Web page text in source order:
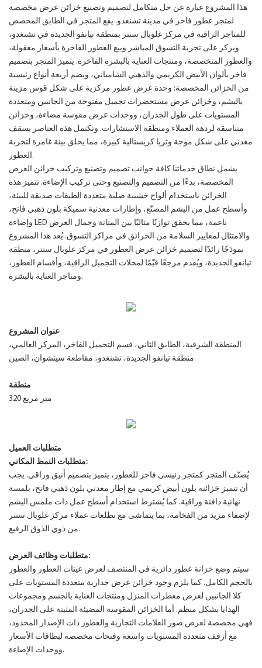
هذا المشروع عبارة عن حل متكامل لتصميم وتصنيع خزائن عرض مخصصة
لمتجر عطور فاخر في مدينة تشنغدو. يقع المتجر في الطابق المخصص
للمتاجر الراقية في مركز غلوبال سنتر بمنطقة تيانفو الجديدة في تشنغدو،
ويركز على تجربة التسوق المباشر وبيع العطور الفاخرة بأسعار معقولة،
والعطور المتخصصة، ومنتجات العناية بالبشرة الفاخرة. يتميز المتجر بتصميم
فاخر بألوان الأبيض الكريمي والذهبي الشامباني، ويضم أربعة أنواع رئيسية
من الخزائن المخصصة: وحدة عرض عطور مركزية على شكل قوس مزينة
باليشم، وخزائن عرض مستحضرات تجميل مفتوحة من الجانبين ومتعددة
المستويات على طول الجدران، ووحدات عرض مقوسة مضاءة، وخزائن
متناسقة لردهة العملاء ومنطقة الاستشارات. وتكتمل هذه العناصر بسقف
معدني على شكل موجة وثريا كريستالية كبيرة، مما يخلق بيئة غامرة لتجربة
العطور.
يشمل نطاق خدماتنا كافة جوانب تصميم وتصنيع وتركيب خزائن العرض
المخصصة، بدءًا من التصميم والتصنيع وحتى تركيب الإضاءة. تتميز هذه
الخزائن باستخدام ألواح خشبية صلبة متعددة الطبقات صديقة للبيئة،
وأسطح عمل من اليشم المصنّع، وإطارات معدنية سميكة بلون ذهبي فاتح،
وإضاءة LED ناعمة، مما يحقق توازنًا مثاليًا بين المتانة وجمال العرض
والامتثال لمعايير السلامة من الحرائق في مراكز التسوق. يُعد هذا المشروع
نموذجًا رائدًا لتصميم خزائن عرض العطور في مركز غلوبال سنتر، منطقة
تيانفو الجديدة، ويُقدم مرجعًا قيّمًا لمحلات التجميل الراقية، وأقسام العطور،
ومتاجر العناية بالبشرة.
عنوان المشروع
المنطقة الشرقية، الطابق الثاني، قسم التجميل الفاخر، المركز العالمي،
منطقة تيانفو الجديدة، تشنغدو، مقاطعة سيتشوان، الصين
منطقة
320 متر مربع
متطلبات العميل
متطلبات النمط المكاني:
يُصنّف المتجر كمتجر رئيسي فاخر للعطور، يتميز بتصميم أنيق وراقي. يجب
أن تتميز خزائنه بلون أبيض كريمي مع إطار معدني بلون ذهبي فاتح، بلمسة
نهائية دافئة وراقية. كما يُشترط استخدام أسطح عمل ذات ملمس اليشم
لإضفاء مزيد من الفخامة، بما يتماشى مع تطلعات عملاء مركز غلوبال سنتر
من ذوي الذوق الرفيع.
متطلبات وظائف العرض:
سيتم وضع خزانة عطور دائرية في المنتصف لعرض عينات العطور والعطور
بالحجم الكامل. كما يلزم وجود خزائن عرض جدارية متعددة المستويات على
كلا الجانبين لعرض معطرات المنزل ومنتجات العناية بالجسم ومجموعات
الهدايا بشكل منظم. أما الخزائن المقوسة المضيئة المثبتة على الجدران،
فهي مخصصة لعرض صور العلامات التجارية والعطور ذات الإصدار المحدود،
مع أرفف متعددة المستويات واسعة وفتحات مخصصة لبطاقات الأسعار
ووحدات الإضاءة.